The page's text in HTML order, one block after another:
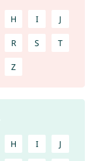
H I J
R S T
Z
H I J